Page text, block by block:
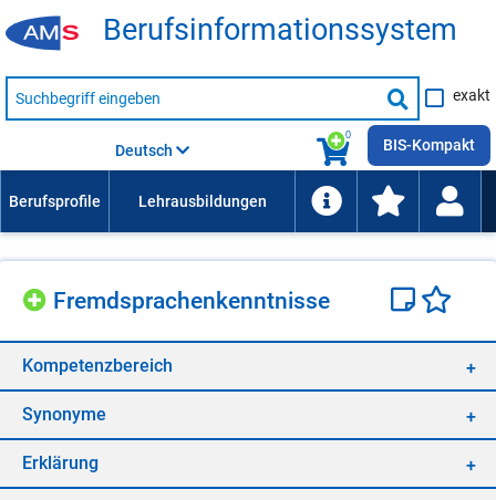
Be­rufs­in­for­ma­ti­ons­sys­tem
Suche
nach
Suche
starten
exakt
0
Deutsch BIS-Kompakt
Fremd­spra­chen­kennt­nis­se
Kom­pe­tenz­be­reich
Syn­ony­me
Er­klä­rung